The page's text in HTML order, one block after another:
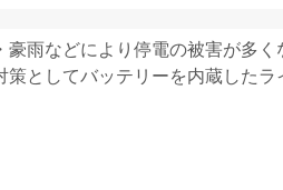
豪雨などにより停電の被害が多く
策としてバッテリーを内蔵したラ